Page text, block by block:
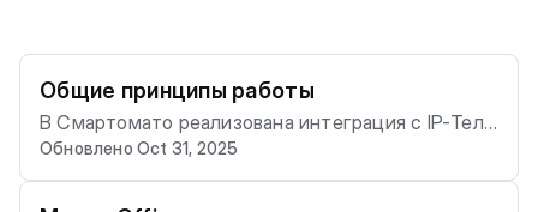
Общие принципы работы
В Смартомато реализована интеграция с IP-Теле
фонией, поддерживающей множественную авто
ризацию. В результате такой интеграции разгово
Обновлено Oct 31, 2025